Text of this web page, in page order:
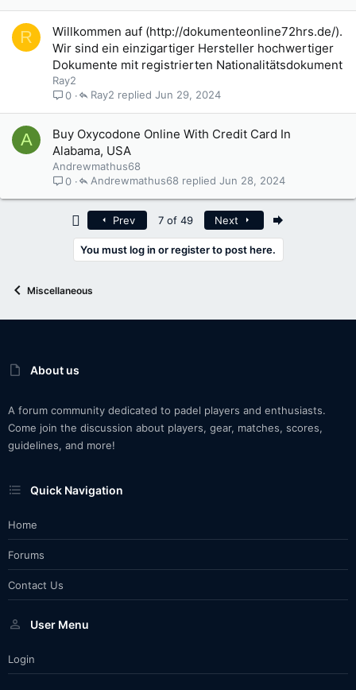
R
Willkommen auf (http://dokumenteonline72hrs.de/).
Wir sind ein einzigartiger Hersteller hochwertiger
Dokumente mit registrierten Nationalitätsdokument
Ray2
0
Jun 29, 2024
Ray2
A
Buy Oxycodone Online With Credit Card In
Alabama, USA
Andrewmathus68
0
Jun 28, 2024
Andrewmathus68
Prev 7 of 49 Next
You must log in or register to post here.
Miscellaneous
About us
A forum community dedicated to padel players and enthusiasts.
Come join the discussion about players, gear, matches, scores,
guidelines, and more!
Quick Navigation
Home
Forums
Contact Us
User Menu
Login